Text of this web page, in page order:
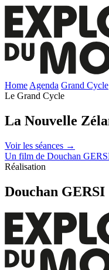
Home Agenda Grand Cycle
Le Grand Cycle
La Nouvelle
Voir les séances →
Un film de Douchan
Réalisation
Douchan GERSI